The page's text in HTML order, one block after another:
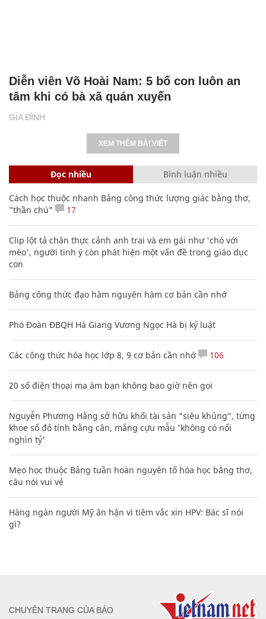
GIA ĐÌNH
Diễn viên Võ Hoài Nam: 5 bố con luôn an
tâm khi có bà xã quán xuyến
XEM THÊM BÀI VIẾT
Đọc nhiều Bình luận nhiều
Cách học thuộc nhanh Bảng công thức lượng giác bằng thơ,
"thần chú"
17
Clip lột tả chân thực cảnh anh trai và em gái như 'chó với
mèo', người tinh ý còn phát hiện một vấn đề trong giáo dục
con
Bảng công thức đạo hàm nguyên hàm cơ bản cần nhớ
Phó Đoàn ĐBQH Hà Giang Vương Ngọc Hà bị kỷ luật
Các công thức hóa học lớp 8, 9 cơ bản cần nhớ 106
20 số điện thoại ma ám bạn không bao giờ nên gọi
Nguyễn Phương Hằng sở hữu khối tài sản "siêu khủng", từng
khoe sổ đỏ tính bằng cân, mắng cựu mẫu 'không có nổi
nghìn tỷ'
Mẹo học thuộc Bảng tuần hoàn nguyên tố hóa học bằng thơ,
câu nói vui vẻ
Hàng ngàn người Mỹ ân hận vì tiêm vắc xin HPV: Bác sĩ nói
gì?
CHUYÊN TRANG CỦA BÁO